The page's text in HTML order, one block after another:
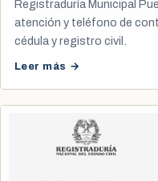
Registraduría Municipal
atención y teléfono de
cédula y registro civil.
Leer más →